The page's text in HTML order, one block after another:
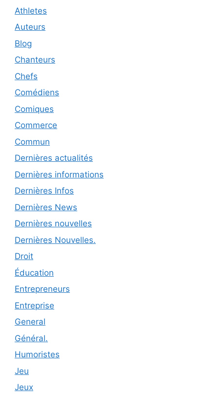
Athletes
Auteurs
Blog
Chanteurs
Chefs
Comédiens
Comiques
Commerce
Commun
Dernières actualités
Dernières informations
Dernières Infos
Dernières News
Dernières nouvelles
Dernières Nouvelles.
Droit
Éducation
Entrepreneurs
Entreprise
General
Général.
Humoristes
Jeu
Jeux